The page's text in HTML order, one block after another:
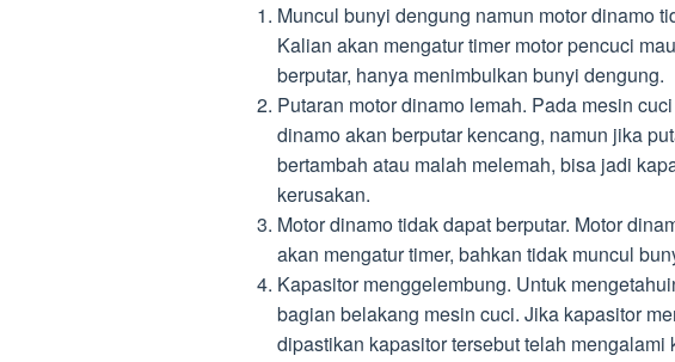
Muncul bunyi dengung namun motor dinamo
Kalian akan mengatur timer motor pencuci
berputar, hanya menimbulkan bunyi dengung.
Putaran motor dinamo lemah. Pada mesin
dinamo akan berputar kencang, namun jika
bertambah atau malah melemah, bisa jadi
kerusakan.
Motor dinamo tidak dapat berputar. Motor
akan mengatur timer, bahkan tidak muncul
Kapasitor menggelembung. Untuk
bagian belakang mesin cuci. Jika kapasitor
dipastikan kapasitor tersebut telah mengalami